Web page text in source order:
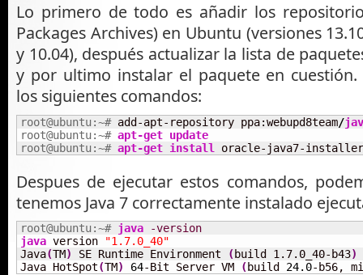
Lo primero de todo es añadir los
Packages Archives) en Ubuntu (versiones
y 10.04), después actualizar la lista de
y por ultimo instalar el paquete en cuestión.
los siguientes comandos:
root@ubuntu:~# add-apt-repository ppa:webupd8team/
root@ubuntu:~# apt-get update
root@ubuntu:~# apt-get install oracle-java7-installer
Despues de ejecutar estos comandos,
tenemos Java 7 correctamente instalado
root@ubuntu:~# java
-version
java version
"1.7.0_40"
Java(TM) SE Runtime Environment ( build 1.7.0_40-b43)
Java HotSpot(TM) 64-Bit Server VM (build 24.0-b56,